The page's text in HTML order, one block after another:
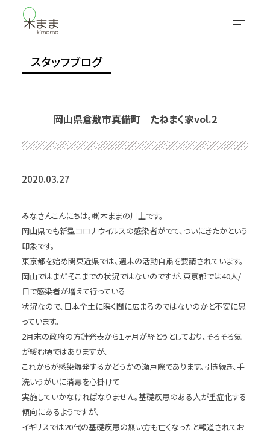
スタッフブログ
岡山県倉敷市真備町 たねまく家vol.2
2020.03.27
みなさんこんにちは。㈱木ままの川上です。
岡山県でも新型コロナウイルスの感染者がでて、ついにきたかという
印象です。
東京都を始め関東近県では、週末の活動自粛を要請されています。
岡山ではまだそこまでの状況ではないのですが、東京都では40人/
日で感染者が増えて行っている
状況なので、日本全土に瞬く間に広まるのではないのかと不安に思
っています。
2月末の政府の方針発表から１ヶ月が経とうとしており、そろそろ気
が緩む頃ではありますが、
これからが感染爆発するかどうかの瀬戸際であります。引き続き、手
洗いうがいに消毒を心掛けて
実施していかなければなりません。基礎疾患のある人が重症化する
傾向にあるようですが、
イギリスでは20代の基礎疾患の無い方も亡くなったと報道されてお